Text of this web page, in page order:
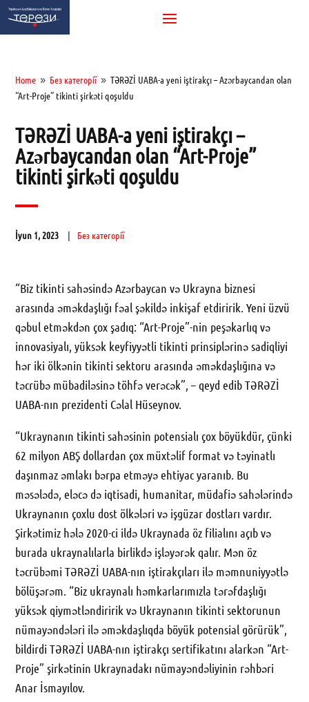
Home 9 Без категорії 9 TƏRƏZİ UABA-a yeni iştirakçı – Azərbaycandan olan
“Art-Proje” tikinti şirkəti qoşuldu
TƏRƏZİ UABA-a yeni iştirakçı –
Azərbaycandan olan “Art-Proje”
tikinti şirkəti qoşuldu
İyun 1, 2023 Без категорії
“Biz tikinti sahəsində Azərbaycan və Ukrayna biznesi
arasında əməkdaşlığı fəal şəkildə inkişaf etdiririk. Yeni üzvü
qəbul etməkdən çox şadıq: “Art-Proje”-nin peşəkarlıq və
innovasiyalı, yüksək keyfiyyətli tikinti prinsiplərinə sadiqliyi
hər iki ölkənin tikinti sektoru arasında əməkdaşlığına və
təcrübə mübadiləsinə töhfə verəcək”, – qeyd edib TƏRƏZİ
UABA-nın prezidenti Cəlal Hüseynov.
“Ukraynanın tikinti sahəsinin potensialı çox böyükdür, çünki
62 milyon ABŞ dollardan çox müxtəlif format və təyinatlı
daşınmaz əmlakı bərpa etməyə ehtiyac yaranıb. Bu
məsələdə, eləcə də iqtisadi, humanitar, müdafiə sahələrində
Ukraynanın çoxlu dost ölkələri və işgüzar dostları vardır.
Şirkətimiz hələ 2020-ci ildə Ukraynada öz filialını açıb və
burada ukraynalılarla birlikdə işləyərək qalır. Mən öz
təcrübəmi TƏRƏZİ UABA-nın iştirakçıları ilə məmnuniyyətlə
bölüşərəm. “Biz ukraynalı həmkarlarımızla tərəfdaşlığı
yüksək qiymətləndiririk və Ukraynanın tikinti sektorunun
nümayəndələri ilə əməkdaşlıqda böyük potensial görürük”,
bildirdi TƏRƏZİ UABA-nın iştirakçı sertifikatını alarkən “Art-
Proje” şirkətinin Ukraynadakı nümayəndəliyinin rəhbəri
Anar İsmayılov.